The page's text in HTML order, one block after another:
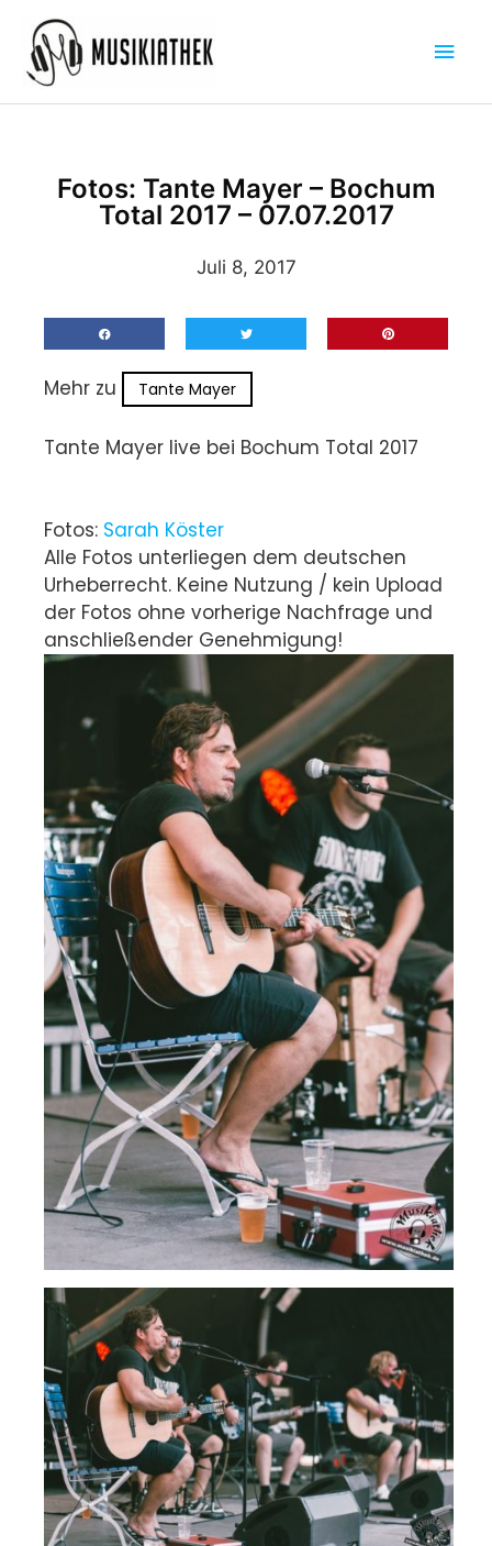
Inhalt
springen
Fotos: Tante Mayer – Bochum
Total 2017 – 07.07.2017
Juli 8, 2017
Mehr zu Tante Mayer
Tante Mayer live bei Bochum Total 2017
Fotos: Sarah Köster
Alle Fotos unterliegen dem deutschen
Urheberrecht. Keine Nutzung / kein Upload
der Fotos ohne vorherige Nachfrage und
anschließender Genehmigung!